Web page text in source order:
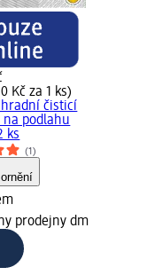
Kč za 1 ks)
čisticí
na podlahu
ks
(1)
prodejny dm